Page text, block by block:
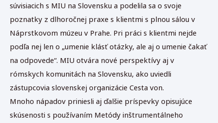
súvisiacich s MIU na Slovensku a podelila sa o svoje
poznatky z dlhoročnej praxe s klientmi s plnou sálou v
Náprstkovom múzeu v Prahe. Pri práci s klientmi nejde
podľa nej len o „umenie klásť otázky, ale aj o umenie čakať
na odpovede“. MIU otvára nové perspektívy aj v
rómskych komunitách na Slovensku, ako uviedli
zástupcovia slovenskej organizácie Cesta von.
Mnoho nápadov priniesli aj ďalšie príspevky opisujúce
skúsenosti s používaním Metódy inštrumentálneho